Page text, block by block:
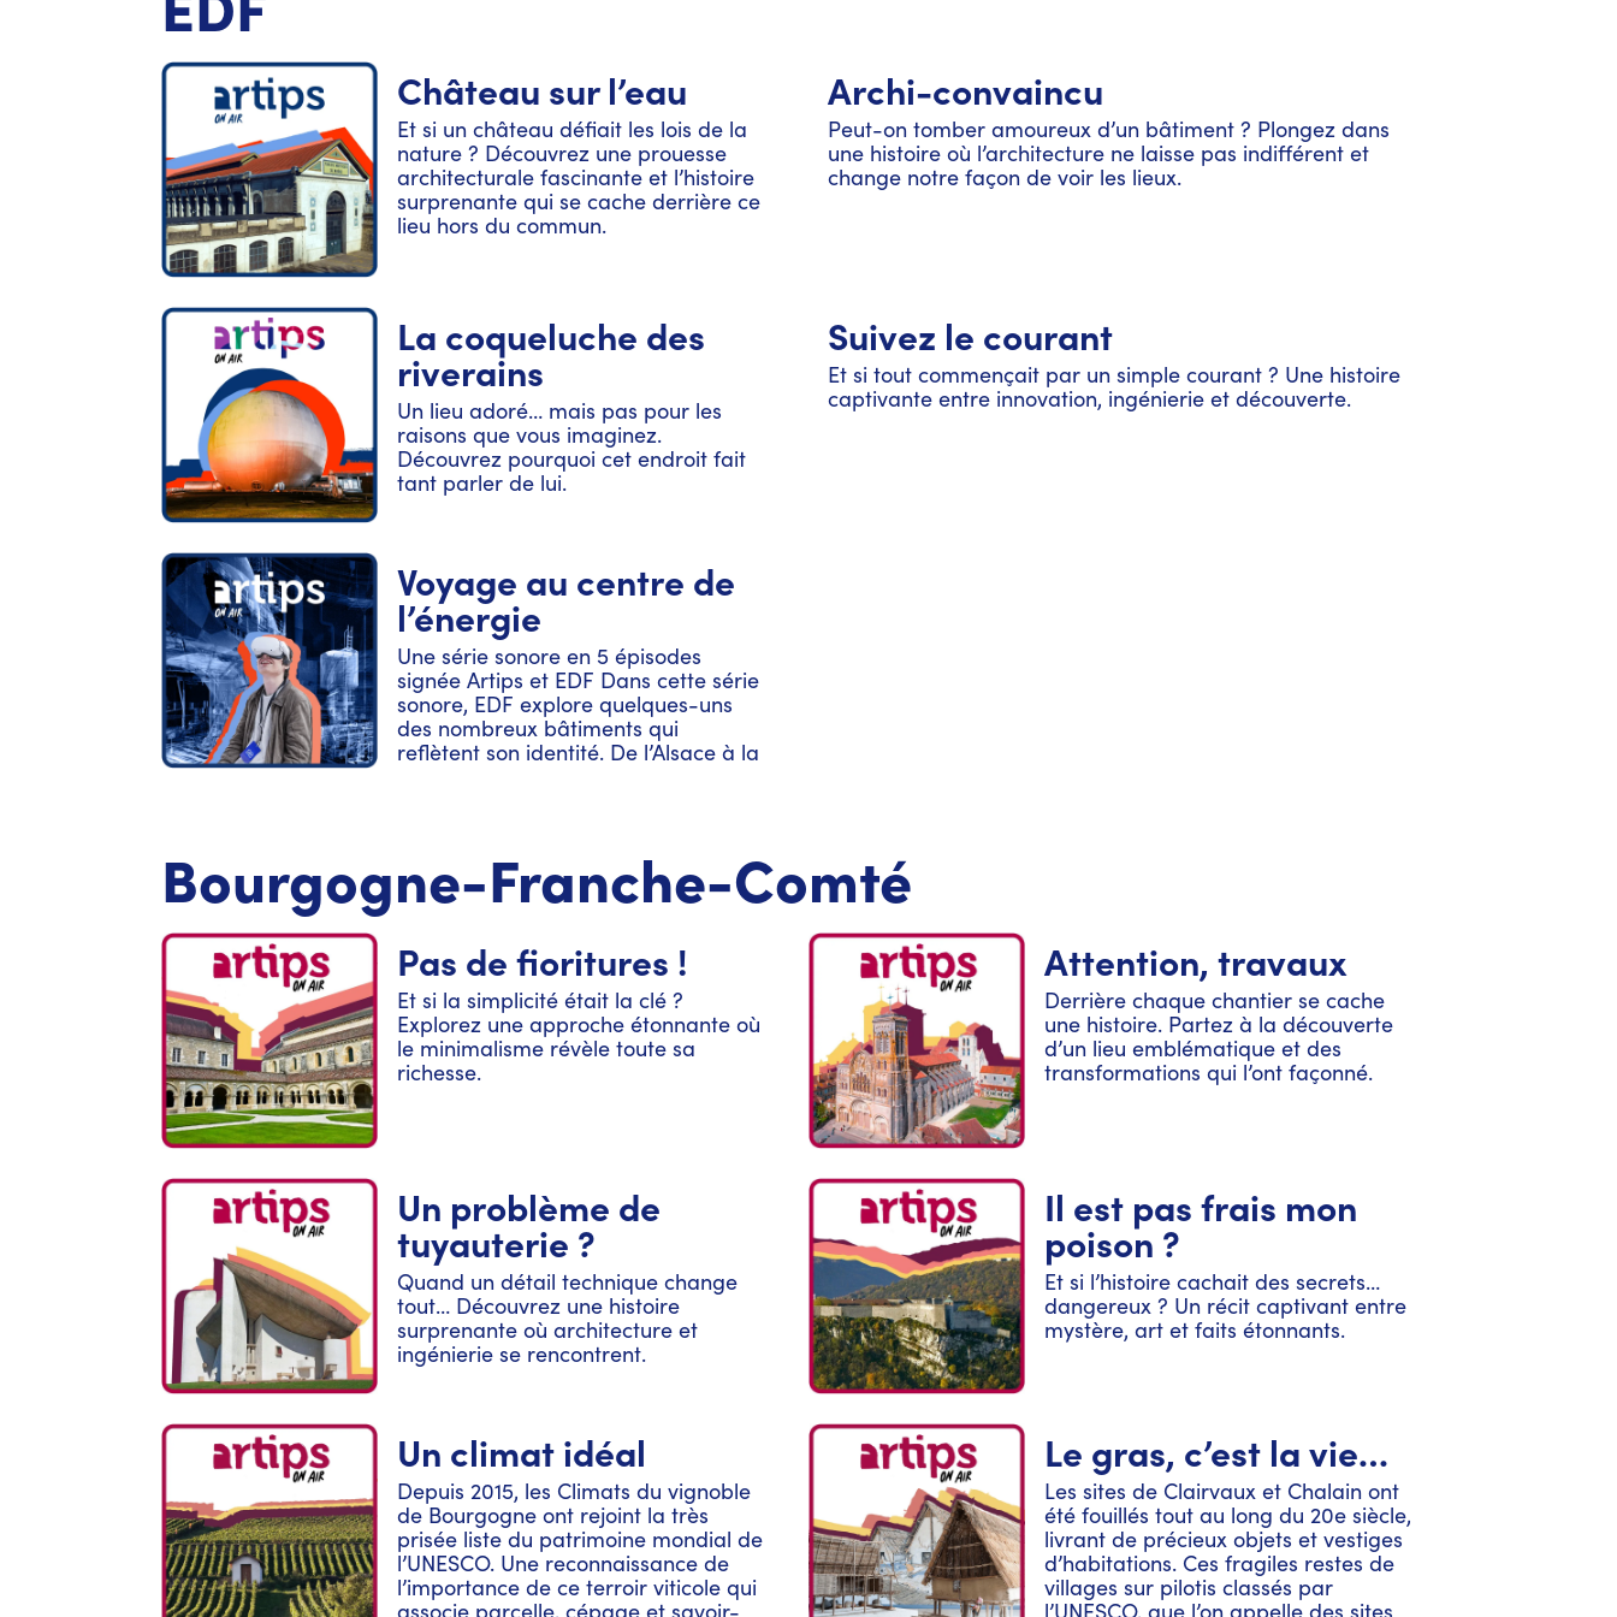
Château sur l’eau
Et si un château défiait les lois de la
nature ? Découvrez une prouesse
architecturale fascinante et l’histoire
surprenante qui se cache derrière ce
lieu hors du commun.
Archi-convaincu
Peut-on tomber amoureux d’un bâtiment ? Plongez dans
une histoire où l’architecture ne laisse pas indifférent et
change notre façon de voir les lieux.
La coqueluche des
riverains
Un lieu adoré… mais pas pour les
raisons que vous imaginez.
Découvrez pourquoi cet endroit fait
tant parler de lui.
Suivez le courant
Et si tout commençait par un simple courant ? Une histoire
captivante entre innovation, ingénierie et découverte.
Voyage au centre de
l’énergie
Une série sonore en 5 épisodes
signée Artips et EDF Dans cette série
sonore, EDF explore quelques-uns
des nombreux bâtiments qui
reflètent son identité. De l’Alsace à la
poser un regard sensible sur les sites
industriels de ces différentes régions,
architecture et de leurs
particularités. Votre écoute vous a
donné envie de partir sur les chemins
de l’électricité ? Rendez-vous sur
edf.fr/visiteredf. Anecdote écrite par
Victoria Lemaire / Pernelle Richard et
propulsée grâce à EDF Lue par
Bourgogne-Franche-Comté
Pas de fioritures !
Et si la simplicité était la clé ?
Explorez une approche étonnante où
le minimalisme révèle toute sa
richesse.
Attention, travaux
Derrière chaque chantier se cache
une histoire. Partez à la découverte
d’un lieu emblématique et des
transformations qui l’ont façonné.
Un problème de
tuyauterie ?
Quand un détail technique change
tout… Découvrez une histoire
surprenante où architecture et
ingénierie se rencontrent.
Il est pas frais mon
poison ?
Et si l’histoire cachait des secrets…
dangereux ? Un récit captivant entre
mystère, art et faits étonnants.
Un climat idéal
Depuis 2015, les Climats du vignoble
de Bourgogne ont rejoint la très
prisée liste du patrimoine mondial de
l’UNESCO. Une reconnaissance de
l’importance de ce terroir viticole qui
associe parcelle, cépage et savoir-
Le gras, c’est la vie…
Les sites de Clairvaux et Chalain ont
été fouillés tout au long du 20e siècle,
livrant de précieux objets et vestiges
d’habitations. Ces fragiles restes de
villages sur pilotis classés par
l’UNESCO, que l’on appelle des sites